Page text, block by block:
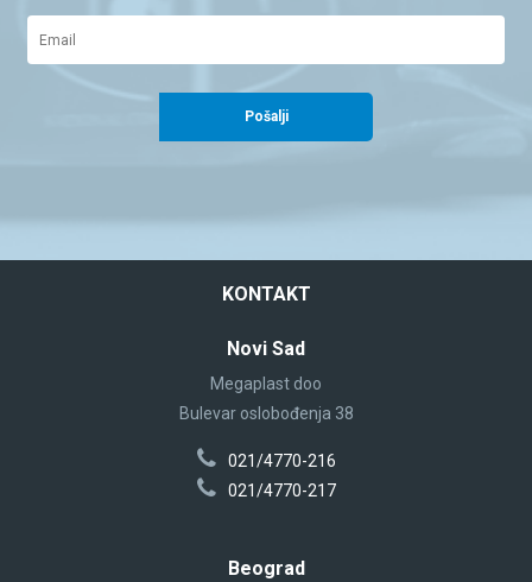
Pošalji
KONTAKT
Novi Sad
Megaplast doo
Bulevar oslobođenja 38
021/4770-216
021/4770-217
Beograd